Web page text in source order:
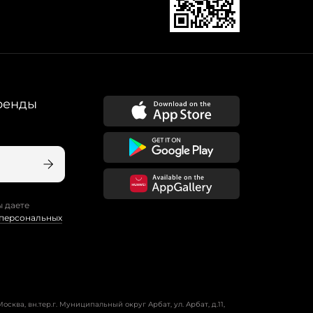
даете
вн.тер.г. Муниципальный округ Арбат, ул. Арбат, д.11,